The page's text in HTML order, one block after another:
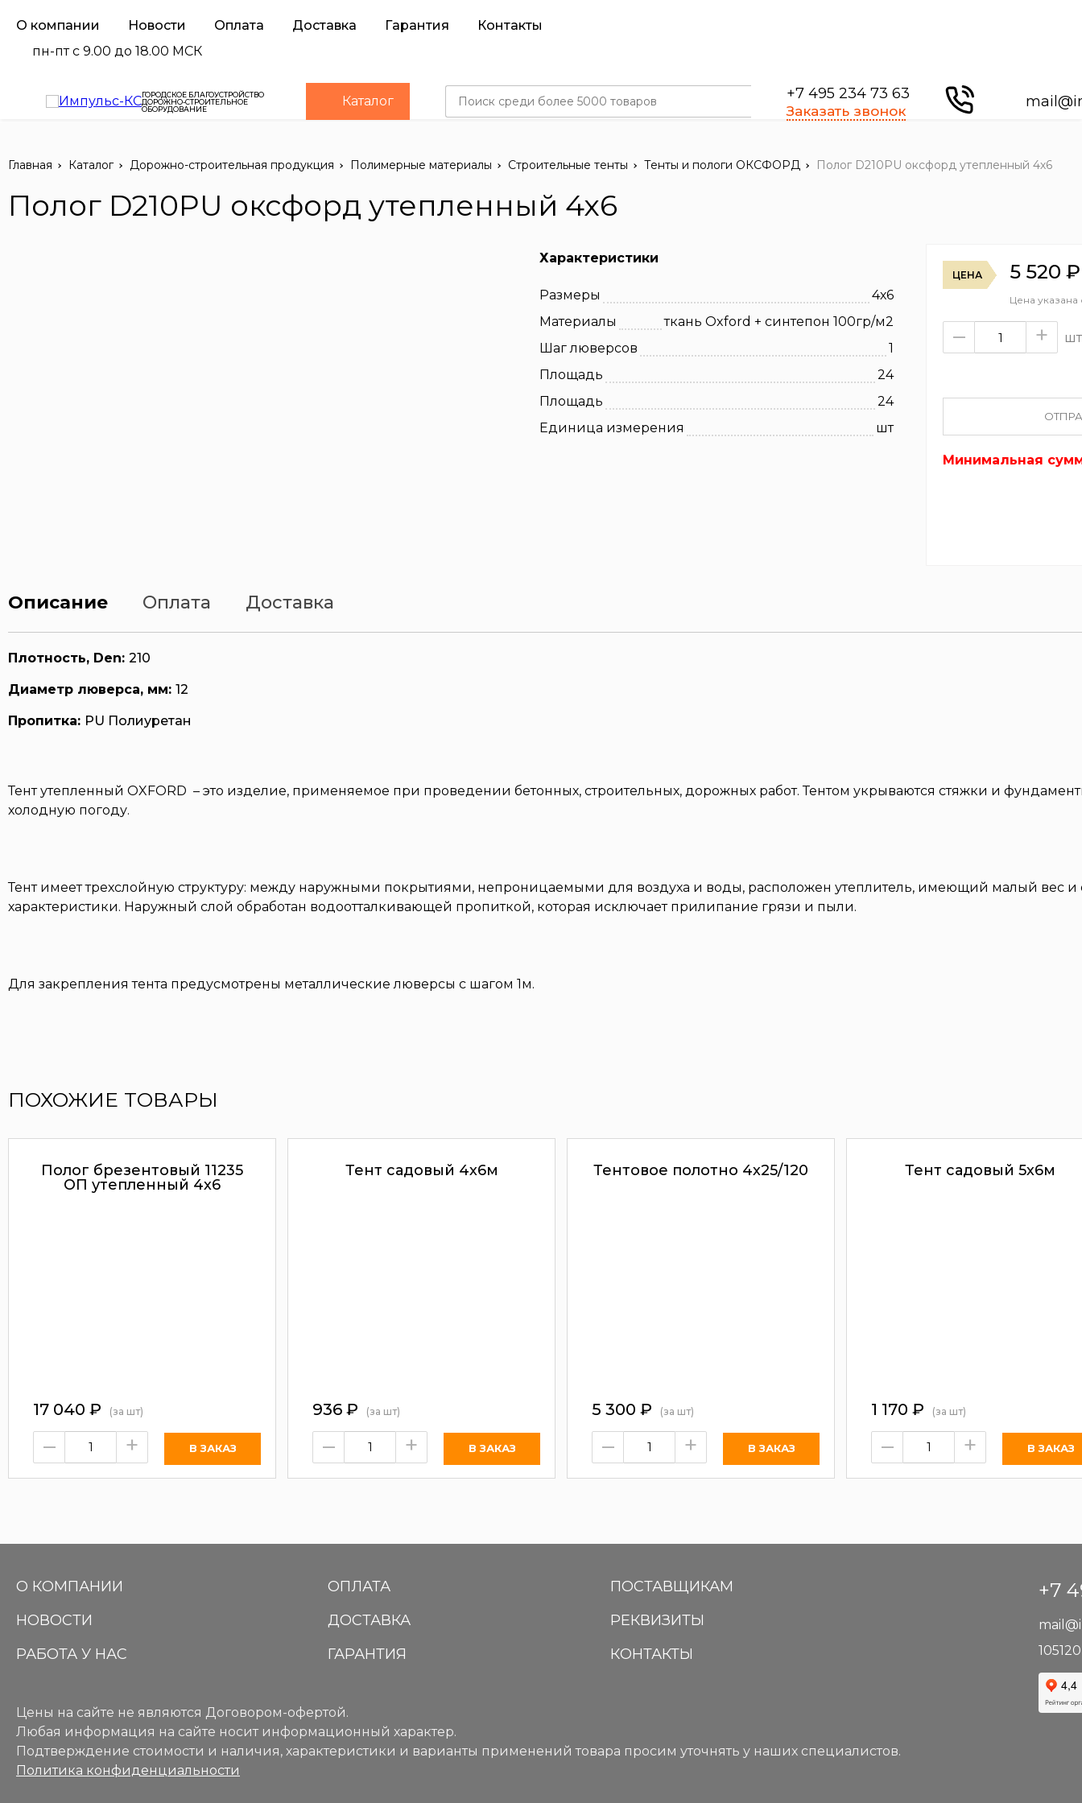
О компании Новости Оплата Доставка Гарантия
Контакты
пн-пт с 9.00 до 18.00 МСК
ГОРОДСКОЕ БЛАГОУСТРОЙСТВО
ДОРОЖНО-СТРОИТЕЛЬНОЕ
ОБОРУДОВАНИЕ
Каталог +7 495 234 73 63
Заказать звонок
Главная Каталог Дорожно-строительная продукция Полимерные материалы Строительные тенты Тенты и пологи ОКСФОРД Полог D210PU оксфорд утепленный 4х6
Полог D210PU оксфорд утепленный 4х6
Характеристики
Размеры
4х6
Материалы
ткань Oxford + синтепон 100гр/м2
Шаг люверсов
1
Площадь
24
Площадь
24
Единица измерения
шт
ЦЕНА 5 520 ₽
Цена
– + шт
Минимальная
Описание Оплата Доставка
Плотность, Den: 210
Диаметр люверса, мм: 12
Пропитка: PU Полиуретан
Тент утепленный OXFORD – это изделие, применяемое при проведении бетонных, строительных, дорожных работ. Тентом укрываются стяжки и
холодную погоду.
Тент имеет трехслойную структуру: между наружными покрытиями, непроницаемыми для воздуха и воды, расположен утеплитель, имеющий малый вес
характеристики. Наружный слой обработан водоотталкивающей пропиткой, которая исключает прилипание грязи и пыли.
Для закрепления тента предусмотрены металлические люверсы с шагом 1м.
ПОХОЖИЕ ТОВАРЫ
Полог брезентовый 11235
ОП утепленный 4х6
17 040 ₽ (за шт)
– +
Тент садовый 4х6м
936 ₽ (за шт)
– +
Тентовое полотно 4х25/120
5 300 ₽ (за шт)
– +
Тент садовый 5х6м
1 170 ₽ (за шт)
– +
О КОМПАНИИ
НОВОСТИ
РАБОТА У НАС
ОПЛАТА
ДОСТАВКА
ГАРАНТИЯ
ПОСТАВЩИКАМ
РЕКВИЗИТЫ
КОНТАКТЫ
Цены на сайте не являются Договором-офертой.
Любая информация на сайте носит информационный характер.
Подтверждение стоимости и наличия, характеристики и варианты применений товара просим уточнять у наших специалистов.
Политика конфиденциальности
+7